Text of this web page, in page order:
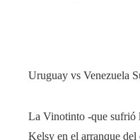
Uruguay vs Venezuela
La Vinotinto -que sufrió
Kelsy en el arranque del